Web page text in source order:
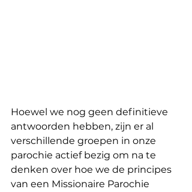
Hoewel we nog geen definitieve
antwoorden hebben, zijn er al
verschillende groepen in onze
parochie actief bezig om na te
denken over hoe we de principes
van een Missionaire Parochie